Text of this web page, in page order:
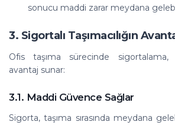
sonucu maddi zarar meydana
3. Sigortalı Taşımacılığın
Ofis taşıma sürecinde
avantaj sunar:
3.1. Maddi Güvence Sağlar
Sigorta, taşıma sırasında meydana